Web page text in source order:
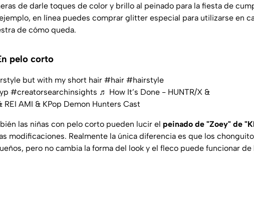
de darle toques de color y brillo al peinado para la fiesta de
en línea puedes comprar glitter especial para utilizarse en
de cómo queda.
pelo corto
but with my short hair #hair #hairstyle
#creatorsearchinsights ♬ How It’s Done - HUNTR/X &
REI AMI & KPop Demon Hunters Cast
las niñas con pelo corto pueden lucir el peinado de "Zoey" de
modificaciones. Realmente la única diferencia es que los
pero no cambia la forma del look y el fleco puede funcionar de